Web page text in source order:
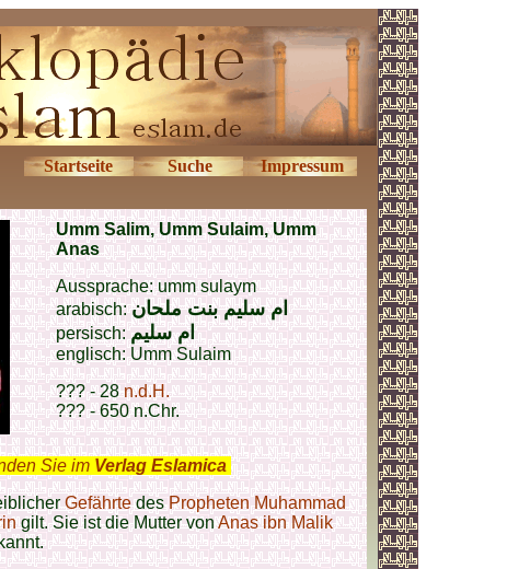
Startseite Suche Impressum
Umm Salim, Umm Sulaim, Umm
Anas
Aussprache: umm sulaym
arabisch:ام سليم بنت ملحان
persisch:ام سليم
englisch: Umm Sulaim
??? - 28n.d.H.
??? - 650 n.Chr.
Sie im Verlag Eslamica
GefährtedesPropheten Muhammad
gilt. Sie ist die Mutter vonAnas ibn Malik